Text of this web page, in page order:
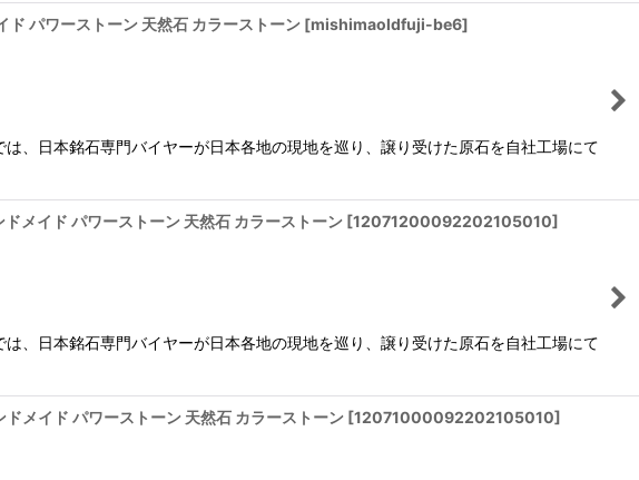
ド パワーストーン 天然石 カラーストーン [mishimaoldfuji-be6]
、日本銘石専門バイヤーが日本各地の現地を巡り、譲り受けた原石を自社工場にて
メイド パワーストーン 天然石 カラーストーン [12071200092202105010]
、日本銘石専門バイヤーが日本各地の現地を巡り、譲り受けた原石を自社工場にて
メイド パワーストーン 天然石 カラーストーン [12071000092202105010]